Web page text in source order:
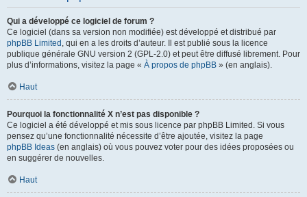
Qui a développé ce logiciel de forum ?
Ce logiciel (dans sa version non modifiée) est développé et distribué par
phpBB Limited , qui en a les droits d’auteur. Il est publié sous la licence
publique générale GNU version 2 (GPL-2.0) et peut être diffusé librement. Pour
plus d’informations, visitez la page « À propos de phpBB » (en anglais).
Haut
Pourquoi la fonctionnalité X n’est pas disponible ?
Ce logiciel a été développé et mis sous licence par phpBB Limited. Si vous
pensez qu’une fonctionnalité nécessite d’être ajoutée, visitez la page
phpBB Ideas (en anglais) où vous pouvez voter pour des idées proposées ou
en suggérer de nouvelles.
Haut